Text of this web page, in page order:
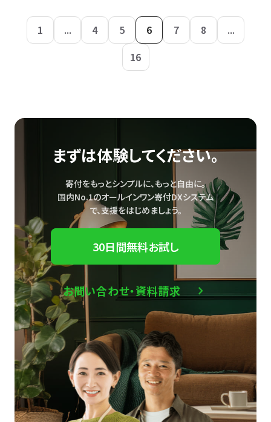
1 ... 4 5 6 7 8
...
16
まずは体験してください。
寄付をもっとシンプルに、もっと自由に。
国内No.1のオールインワン寄付DXシステム
で、支援をはじめましょう。
30日間無料お試し
お問い合わせ・資料請求